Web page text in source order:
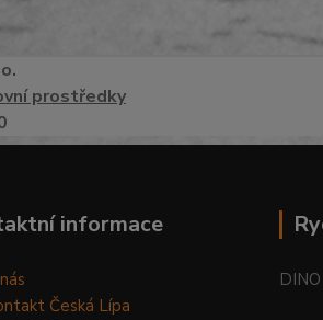
prostředky
informace
Česká Lípa